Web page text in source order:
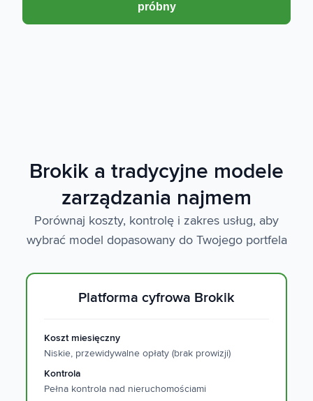
próbny
Brokik a tradycyjne modele
zarządzania najmem
Porównaj koszty, kontrolę i zakres usług, aby
wybrać model dopasowany do Twojego portfela
Platforma cyfrowa Brokik
Koszt miesięczny
Niskie, przewidywalne opłaty (brak prowizji)
Kontrola
Pełna kontrola nad nieruchomościami